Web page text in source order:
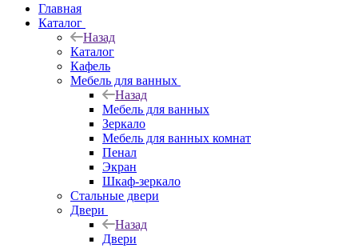
Главная
Каталог
Назад
Каталог
Кафель
Мебель для ванных
Назад
Мебель для ванных
Зеркало
Мебель для ванных комнат
Пенал
Экран
Шкаф-зеркало
Стальные двери
Двери
Назад
Двери